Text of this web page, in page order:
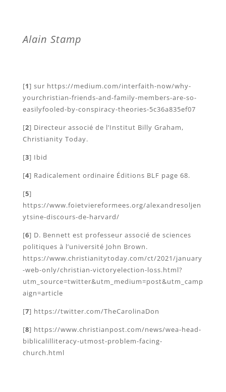
Alain Stamp
[1] sur https://medium.com/interfaith-now/why-
yourchristian-friends-and-family-members-are-so-
easilyfooled-by-conspiracy-theories-5c36a835ef07
[2] Directeur associé de l’Institut Billy Graham,
Christianity Today.
[3] Ibid
[4] Radicalement ordinaire Éditions BLF page 68.
[5]
https://www.foietviereformees.org/alexandresoljen
ytsine-discours-de-harvard/
[6] D. Bennett est professeur associé de sciences
politiques à l’université John Brown.
https://www.christianitytoday.com/ct/2021/january
-web-only/christian-victoryelection-loss.html?
utm_source=twitter&utm_medium=post&utm_camp
aign=article
[7] https://twitter.com/TheCarolinaDon
[8] https://www.christianpost.com/news/wea-head-
biblicalilliteracy-utmost-problem-facing-
church.html